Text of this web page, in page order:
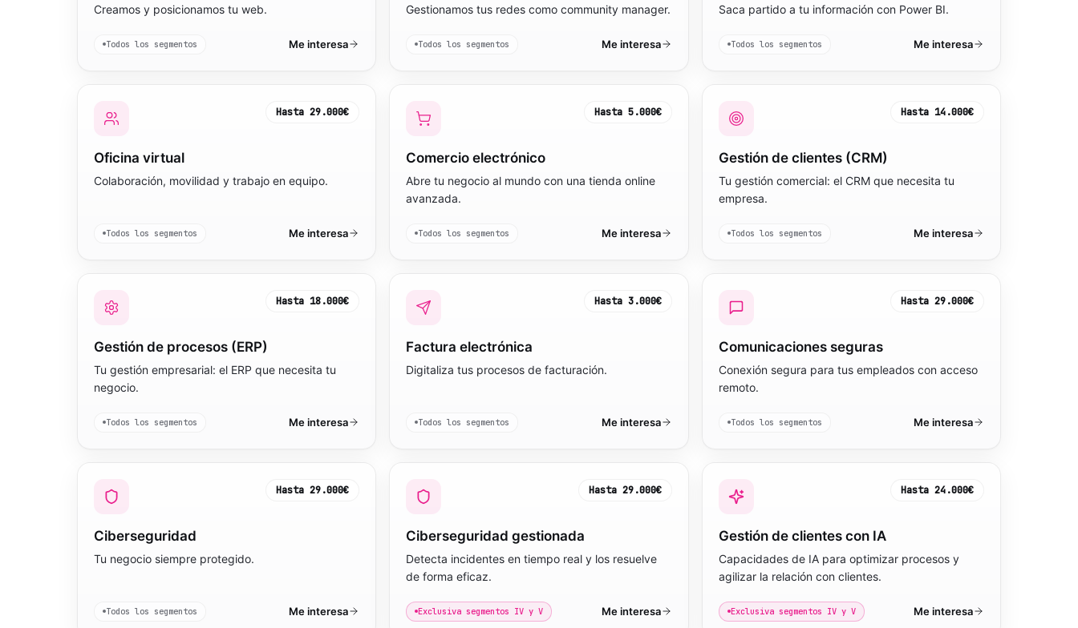
Creamos y posicionamos tu web.
Todos los segmentos Me interesa
Gestionamos tus redes como community manager.
Todos los segmentos Me interesa
Saca partido a tu información con Power BI.
Todos los segmentos Me interesa
Hasta29.000€
Oficina virtual
Colaboración, movilidad y trabajo en equipo.
Todos los segmentos Me interesa
Hasta 5.000€
Comercio electrónico
Abre tu negocio al mundo con una tienda online
avanzada.
Todos los segmentos Me interesa
Hasta 14.000€
Gestión de clientes (CRM)
Tu gestión comercial: el CRM que necesita tu
empresa.
Todos los segmentos Me interesa
Hasta 18.000€
Gestión de procesos (ERP)
Tu gestión empresarial: el ERP que necesita tu
negocio.
Todos los segmentos Me interesa
Hasta 3.000€
Factura electrónica
Digitaliza tus procesos de facturación.
Todos los segmentos Me interesa
Hasta 29.000€
Comunicaciones seguras
Conexión segura para tus empleados con acceso
remoto.
Todos los segmentos Me interesa
Hasta29.000€
Ciberseguridad
Tu negocio siempre protegido.
Todos los segmentos Me interesa
Hasta 29.000€
Ciberseguridad gestionada
Detecta incidentes en tiempo real y los resuelve
de forma eficaz.
Exclusiva segmentos IV y V Me interesa
Hasta 24.000€
Gestión de clientes con IA
Capacidades de IA para optimizar procesos y
agilizar la relación con clientes.
Exclusiva segmentos IV y V Me interesa